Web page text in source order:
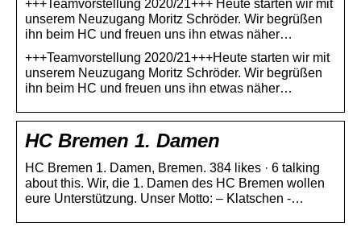
+++Teamvorstellung 2020/21+++ Heute starten wir mit
unserem Neuzugang Moritz Schröder. Wir begrüßen
ihn beim HC und freuen uns ihn etwas näher…
+++Teamvorstellung 2020/21+++Heute starten wir mit
unserem Neuzugang Moritz Schröder. Wir begrüßen
ihn beim HC und freuen uns ihn etwas näher…
HC Bremen 1. Damen
HC Bremen 1. Damen, Bremen. 384 likes · 6 talking
about this. Wir, die 1. Damen des HC Bremen wollen
eure Unterstützung. Unser Motto: – Klatschen -…